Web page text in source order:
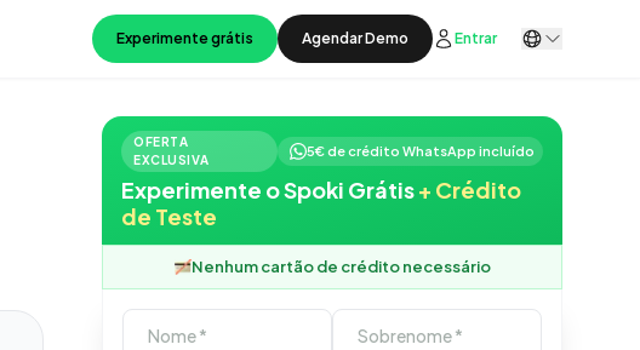
Experimente grátis Agendar Demo Entrar
OFERTA
EXCLUSIVA
5€ de crédito WhatsApp incluído
Experimente o Spoki Grátis+ Crédito
de Teste
Nenhum cartão de crédito necessário